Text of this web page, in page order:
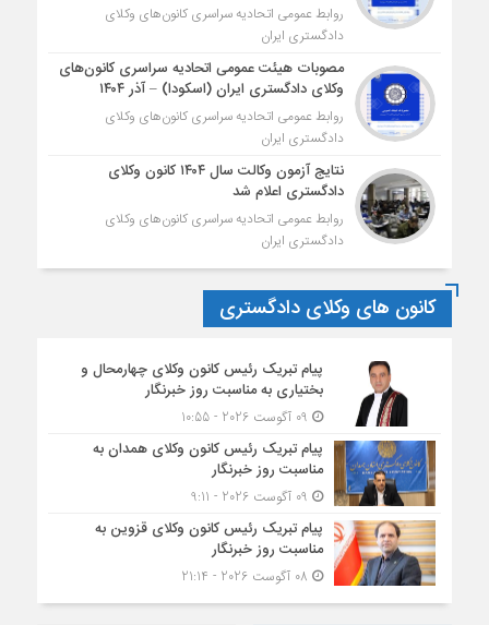
روابط عمومی اتحادیه سراسری کانون‌های وکلای
دادگستری ایران
مصوبات هیئت عمومی اتحادیه سراسری کانون‌های
وکلای دادگستری ایران (اسکودا) – آذر ۱۴۰۴
روابط عمومی اتحادیه سراسری کانون‌های وکلای
دادگستری ایران
نتایج آزمون وکالت سال ۱۴۰۴ کانون وکلای
دادگستری اعلام شد
روابط عمومی اتحادیه سراسری کانون‌های وکلای
دادگستری ایران
کانون های وکلای دادگستری
پیام تبریک رئیس کانون وکلای چهارمحال و
بختیاری به مناسبت روز خبرنگار
پیام تبریک رئیس کانون وکلای همدان به
مناسبت روز خبرنگار
پیام تبریک رئیس کانون وکلای قزوین به
مناسبت روز خبرنگار